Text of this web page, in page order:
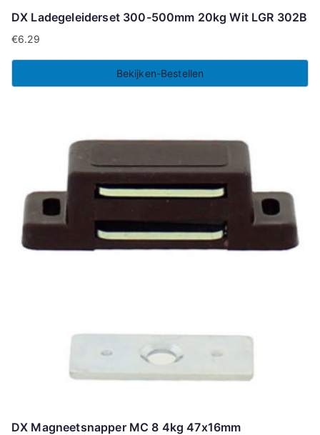
DX Ladegeleiderset 300-500mm 20kg Wit LGR 302B
€6.29
Bekijken-Bestellen
DX Magneetsnapper MC 8 4kg 47x16mm